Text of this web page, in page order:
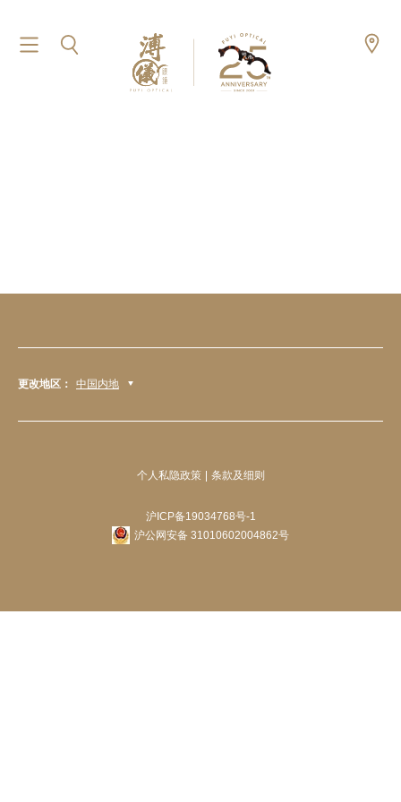
更改地区： 中国内地
个人私隐政策 条款及细则
沪ICP备19034768号-1
沪公网安备 31010602004862号